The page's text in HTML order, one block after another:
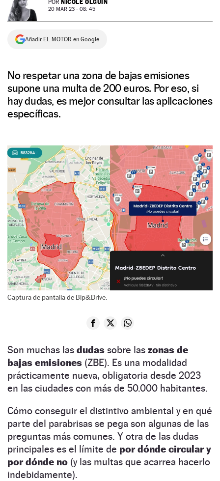
NEWSLETTER
SÍGUENOS
POR NICOLE OLGUÍN
20 MAR 23 - 08: 45
Añadir EL MOTOR en Google
No respetar una zona de bajas emisiones
supone una multa de 200 euros. Por eso, si
hay dudas, es mejor consultar las aplicaciones
específicas.
Captura de pantalla de Bip&Drive.
Son muchas las dudas sobre las zonas de
bajas emisiones (ZBE). Es una modalidad
prácticamente nueva, obligatoria desde 2023
en las ciudades con más de 50.000 habitantes.
Cómo conseguir el distintivo ambiental y en qué
parte del parabrisas se pega son algunas de las
preguntas más comunes. Y otra de las dudas
principales es el límite de por dónde circular y
por dónde no (y las multas que acarrea hacerlo
indebidamente).